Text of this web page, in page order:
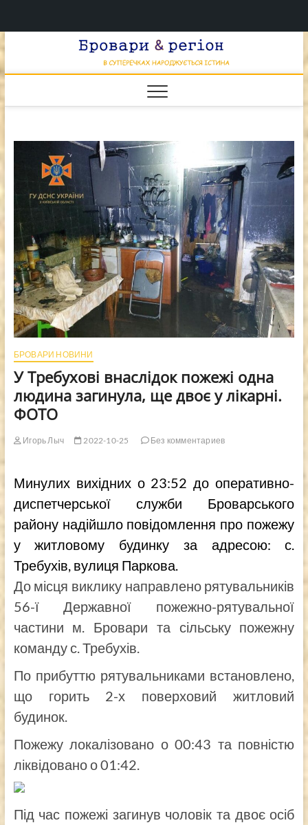
к
НАРОДЖУЄТЬСЯ
БРОВАРИ НОВИНИ
У Требухові внаслідок пожежі одна
людина загинула, ще двоє у лікарні.
ФОТО
Игорь Лыч 2022-10-25 Без комментариев
Минулих вихідних о 23:52 до оперативно-
диспетчерської служби Броварського
району надійшло повідомлення про пожежу
у житловому будинку за адресою: с.
Требухів, вулиця Паркова.
До місця виклику направлено рятувальників
56-ї Державної пожежно-рятувальної
частини м. Бровари та сільську пожежну
команду с. Требухів.
По прибуттю рятувальниками встановлено,
що горить 2-х поверховий житловий
будинок.
Пожежу локалізовано о 00:43 та повністю
ліквідовано о 01:42.
Під час пожежі загинув чоловік та двоє осіб